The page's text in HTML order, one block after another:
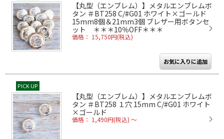
【丸型（エンブレム）】メタルエンブレムボ
タン ＃BT258 C/#G01 ホワイト×ゴールド
15mm8個＆21mm3個 ブレザー用ボタンセ
ット ＊＊＊10％OFF＊＊＊
価格： 15,750円(税込)
PICK UP
【丸型（エンブレム）】メタルエンブレムボ
タン ＃BT258 １穴 15mm C/#G01 ホワイト
×ゴールド
価格： 1,490円(税込) ～